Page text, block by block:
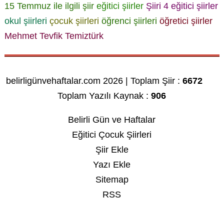
15 Temmuz ile ilgili şiir eğitici şiirler Şiiri 4 eğitici şiirler
okul şiirleri çocuk şiirleri öğrenci şiirleri öğretici şiirler
Mehmet Tevfik Temiztürk
belirligünvehaftalar.com 2026 | Toplam Şiir :6672
Toplam Yazılı Kaynak :906
Belirli Gün ve Haftalar
Eğitici Çocuk Şiirleri
Şiir Ekle
Yazı Ekle
Sitemap
RSS